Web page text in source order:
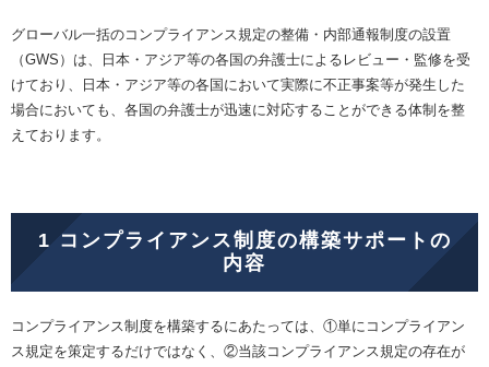
グローバル一括のコンプライアンス規定の整備・内部通報制度の設置
（GWS）は、日本・アジア等の各国の弁護士によるレビュー・監修を受
けており、日本・アジア等の各国において実際に不正事案等が発生した
場合においても、各国の弁護士が迅速に対応することができる体制を整
えております。
1 コンプライアンス制度の構築サポートの
内容
コンプライアンス制度を構築するにあたっては、①単にコンプライアン
ス規定を策定するだけではなく、②当該コンプライアンス規定の存在が